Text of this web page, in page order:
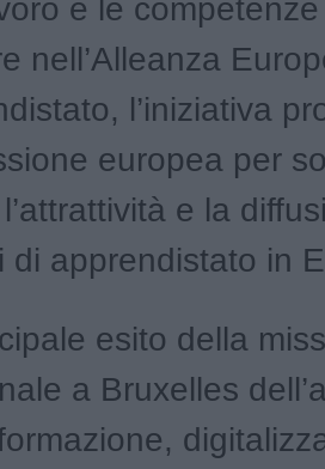
e le
nell’Alleanza
l’iniziativa
europea per
e la
di apprendistato in
esito della
a Bruxelles